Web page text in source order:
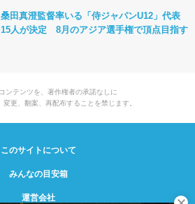
桑田真澄監督率いる「侍ジャパンU12」代表
15人が決定 8月のアジア選手権で頂点目指す
ンテンツを、著作権者の承諾なしに
更、翻案、再配布することを禁じます。
このサイトについて
みんなの目安箱
運営会社